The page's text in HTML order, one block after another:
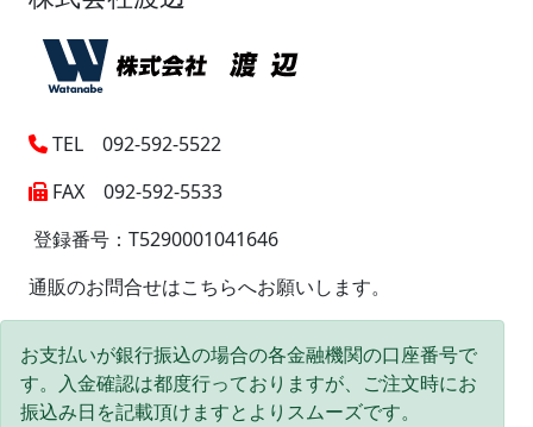
TEL 092-592-5522
FAX 092-592-5533
登録番号：T5290001041646
通販のお問合せはこちらへお願いします。
お支払いが銀行振込の場合の各金融機関の口座番号で
す。入金確認は都度行っておりますが、ご注文時にお
振込み日を記載頂けますとよりスムーズです。